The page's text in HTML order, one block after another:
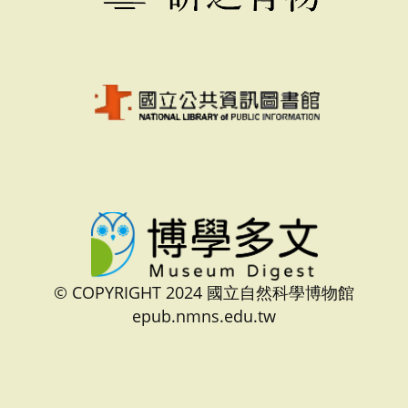
© COPYRIGHT 2024 國立自然科學博物館
epub.nmns.edu.tw